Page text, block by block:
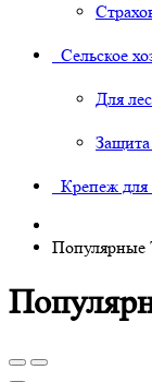
Сельское
Для
Крепеж для
Популярные